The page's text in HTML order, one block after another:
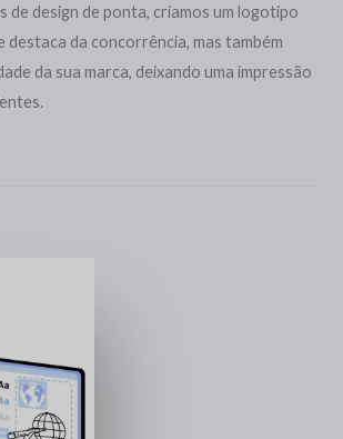
de design de ponta, criamos um logotipo
destaca da concorrência, mas também
da sua marca, deixando uma impressão